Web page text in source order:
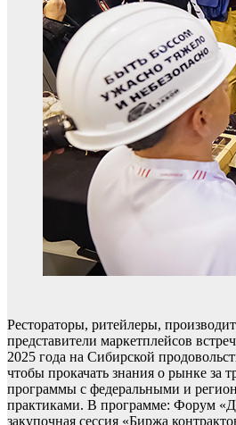
Рестораторы, ритейлеры,
представители маркетплейсов
2025 года на Сибирской
чтобы прокачать знания о рынке за
программы с федеральными и
практиками. В программе: Форум
закупочная сессия «Биржа